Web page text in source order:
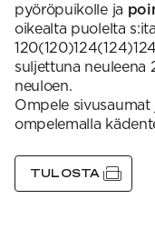
pyöröpuikolle ja
oikealta puolelta
suljettuna neuleena
neuloen.
Ompele
ompelemalla
TULOSTA